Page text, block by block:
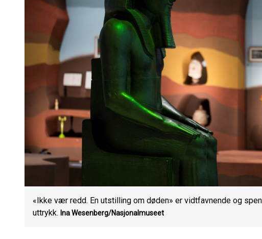
«Ikke vær redd. En utstilling om døden» er vidtfavnende og
uttrykk. Ina Wesenberg/Nasjonalmuseet